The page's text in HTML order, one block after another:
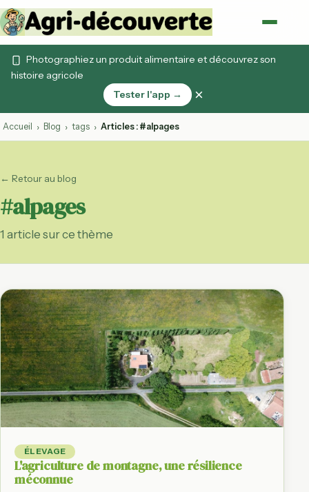
Photographiez un produit alimentaire et découvrez son
histoire agricole
Tester l'app →
×
Accueil › Blog › tags › Articles : #alpages
← Retour au blog
#alpages
1 article sur ce thème
ÉLEVAGE
L'agriculture de montagne, une résilience
méconnue